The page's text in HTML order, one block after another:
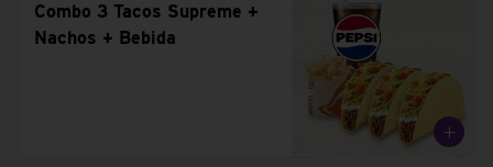
Combo 3 Tacos Supreme +
Nachos + Bebida